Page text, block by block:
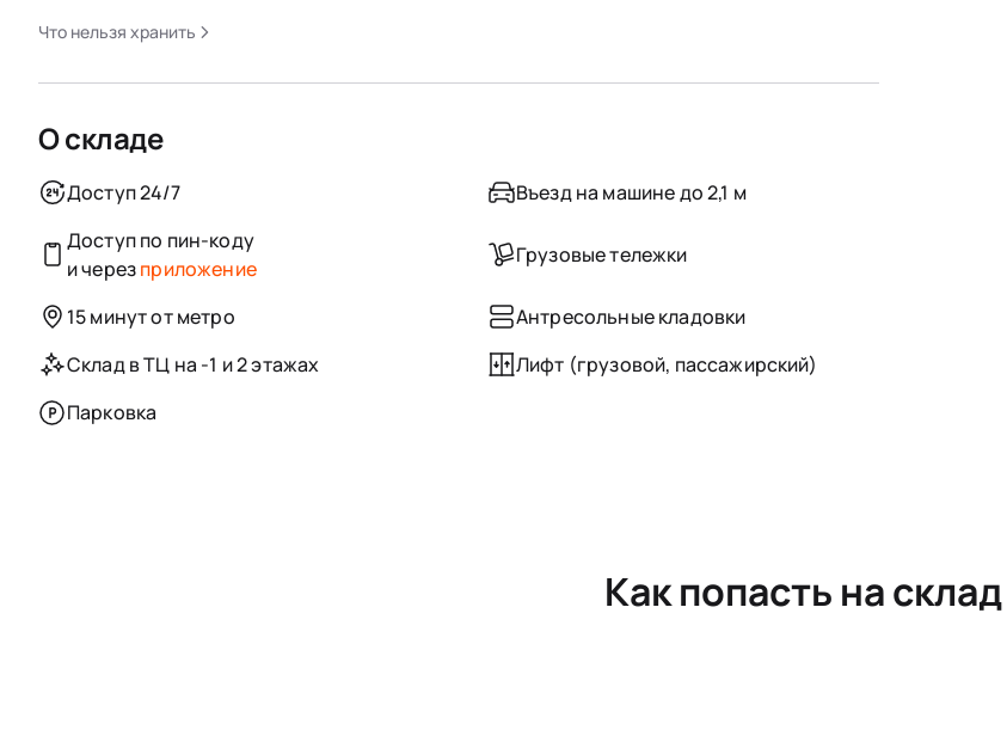
Что нельзя хранить
О складе
Доступ 24/7
Въезд на машине до 2,1 м
Доступ по пин-коду
и черезприложение
Грузовые тележки
15 минут от метро
Антресольные кладовки
Склад в ТЦ на -1 и 2 этажах
Лифт (грузовой, пассажирский)
Парковка
Как попасть на склад